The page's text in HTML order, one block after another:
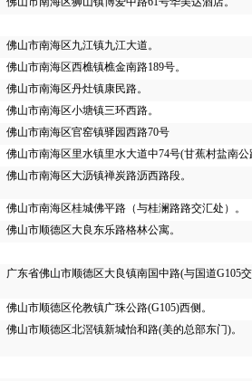
佛山市南海区九江镇九江大道。
佛山市南海区西樵镇樵金南路189号。
佛山市南海区丹灶镇康民路。
佛山市南海区小塘镇三环西路。
佛山市南海区官窑镇驿园西路70号
佛山市南海区里水镇里水大道中74号(甘蕉村盐南公
佛山市南海区大沥镇禅炭路沥西路段。
佛山市南海区桂城佛平路（与桂澜路路交汇处）。
佛山市顺德区大良东乐路格林公寓。
广东省佛山市顺德区大良镇南国中路(与国道G105交
佛山市顺德区伦教镇广珠公路(G105)西侧。
佛山市顺德区北滘镇新城怡和路(美的总部东门)。